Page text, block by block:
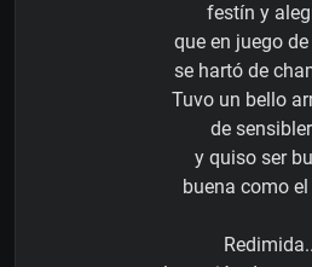
festín y
que en juego
se hartó de
Tuvo un bello
de
y quiso ser
buena como el